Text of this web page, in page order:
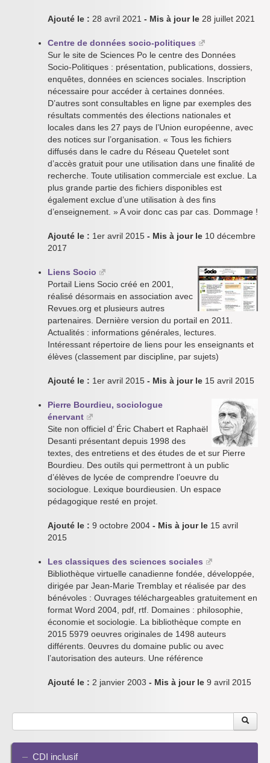
Ajouté le : 28 avril 2021 - Mis à jour le 28 juillet 2021
Centre de données socio-politiques
Sur le site de Sciences Po le centre des Données
Socio-Politiques : présentation, publications, dossiers,
enquêtes, données en sciences sociales. Inscription
nécessaire pour accéder à certaines données.
D’autres sont consultables en ligne par exemples des
résultats commentés des élections nationales et
locales dans les 27 pays de l’Union européenne, avec
des notices sur l’organisation. « Tous les fichiers
diffusés dans le cadre du Réseau Quetelet sont
d’accès gratuit pour une utilisation dans une finalité de
recherche. Toute utilisation commerciale est exclue. La
plus grande partie des fichiers disponibles est
également exclue d’une utilisation à des fins
d’enseignement. » A voir donc cas par cas. Dommage !
Ajouté le : 1er avril 2015 - Mis à jour le 10 décembre
2017
Liens Socio
Portail Liens Socio créé en 2001,
réalisé désormais en association avec
Revues.org et plusieurs autres
partenaires. Dernière version du portail en 2011.
Actualités : informations générales, lectures.
Intéressant répertoire de liens pour les enseignants et
élèves (classement par discipline, par sujets)
Ajouté le : 1er avril 2015 - Mis à jour le 15 avril 2015
Pierre Bourdieu, sociologue
énervant
Site non officiel d’ Éric Chabert et Raphaël
Desanti présentant depuis 1998 des
textes, des entretiens et des études de et sur Pierre
Bourdieu. Des outils qui permettront à un public
d’élèves de lycée de comprendre l’oeuvre du
sociologue. Lexique bourdieusien. Un espace
pédagogique resté en projet.
Ajouté le : 9 octobre 2004 - Mis à jour le 15 avril
2015
Les classiques des sciences sociales
Bibliothèque virtuelle canadienne fondée, développée,
dirigée par Jean-Marie Tremblay et réalisée par des
bénévoles : Ouvrages téléchargeables gratuitement en
format Word 2004, pdf, rtf. Domaines : philosophie,
économie et sociologie. La bibliothèque compte en
2015 5979 oeuvres originales de 1498 auteurs
différents. 0euvres du domaine public ou avec
l’autorisation des auteurs. Une référence
Ajouté le : 2 janvier 2003 - Mis à jour le 9 avril 2015
CDI inclusif